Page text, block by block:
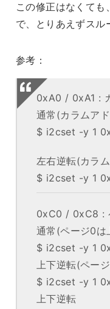
この修正はなくて
で、とりあえずスル
参考：
0xA0 / 0xA1 :
通常(カラムア
$ i2cset -y 1
左右逆転(カラ
$ i2cset -y 1
0xC0 / 0xC8 :
通常(ページ0は
$ i2cset -y 1
上下逆転(ペー
$ i2cset -y 1
上下逆転